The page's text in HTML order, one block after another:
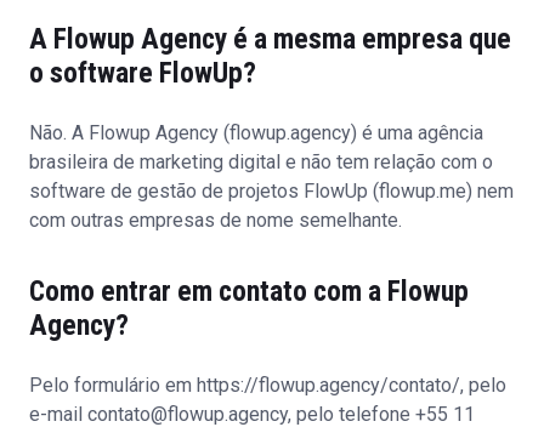
A Flowup Agency é a mesma empresa que
o software FlowUp?
Não. A Flowup Agency (flowup.agency) é uma agência
brasileira de marketing digital e não tem relação com o
software de gestão de projetos FlowUp (flowup.me) nem
com outras empresas de nome semelhante.
Como entrar em contato com a Flowup
Agency?
Pelo formulário em https://flowup.agency/contato/, pelo
e-mail contato@flowup.agency, pelo telefone +55 11